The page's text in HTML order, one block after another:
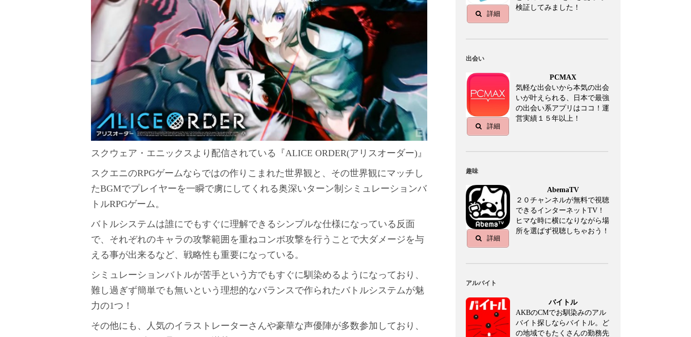
スクウェア・エニックスより配信されている『ALICE ORDER(アリスオーダー)』
スクエニのRPGゲームならではの作りこまれた世界観と、その世界観にマッチし
たBGMでプレイヤーを一瞬で虜にしてくれる奥深いターン制シミュレーションバ
トルRPGゲーム。
バトルシステムは誰にでもすぐに理解できるシンプルな仕様になっている反面
で、それぞれのキャラの攻撃範囲を重ねコンボ攻撃を行うことで大ダメージを与
える事が出来るなど、戦略性も重要になっている。
シミュレーションバトルが苦手という方でもすぐに馴染めるようになっており、
難し過ぎず簡単でも無いという理想的なバランスで作られたバトルシステムが魅
力の1つ！
その他にも、人気のイラストレーターさんや豪華な声優陣が多数参加しており、
詳細
検証してみました！
出会い
詳細
PCMAX
気軽な出会いから本気の出会
いが叶えられる、日本で最強
の出会い系アプリはココ！運
営実績１５年以上！
趣味
詳細
AbemaTV
２０チャンネルが無料で視聴
できるインターネットTV！
ヒマな時に横になりながら場
所を選ばず視聴しちゃおう！
アルバイト
バイトル
AKBのCMでお馴染みのアル
バイト探しならバイトル。ど
の地域でもたくさんの勤務先